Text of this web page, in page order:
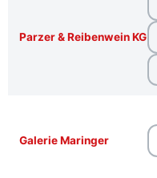
Parzer & Reibenwein KG
Galerie Maringer